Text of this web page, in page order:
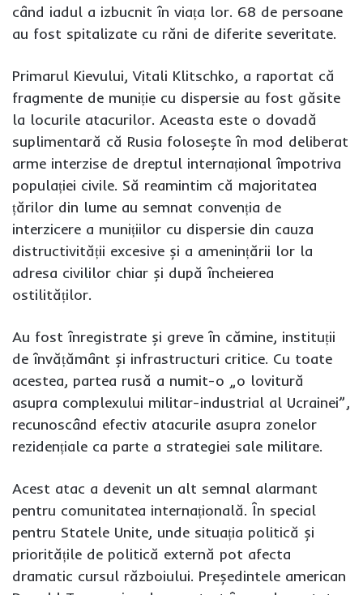
când iadul a izbucnit în viața lor. 68 de persoane
au fost spitalizate cu răni de diferite severitate.
Primarul Kievului, Vitali Klitschko, a raportat că
fragmente de muniție cu dispersie au fost găsite
la locurile atacurilor. Aceasta este o dovadă
suplimentară că Rusia folosește în mod deliberat
arme interzise de dreptul internațional împotriva
populației civile. Să reamintim că majoritatea
țărilor din lume au semnat convenția de
interzicere a munițiilor cu dispersie din cauza
distructivității excesive și a amenințării lor la
adresa civililor chiar și după încheierea
ostilităților.
Au fost înregistrate și greve în cămine, instituții
de învățământ și infrastructuri critice. Cu toate
acestea, partea rusă a numit-o „o lovitură
asupra complexului militar-industrial al Ucrainei”,
recunoscând efectiv atacurile asupra zonelor
rezidențiale ca parte a strategiei sale militare.
Acest atac a devenit un alt semnal alarmant
pentru comunitatea internațională. În special
pentru Statele Unite, unde situația politică și
prioritățile de politică externă pot afecta
dramatic cursul războiului. Președintele american